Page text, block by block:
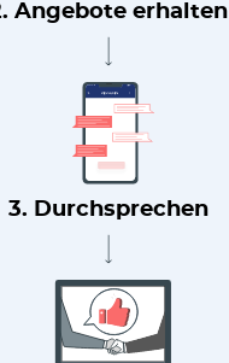
Angebote erhalten
3. Durchsprechen